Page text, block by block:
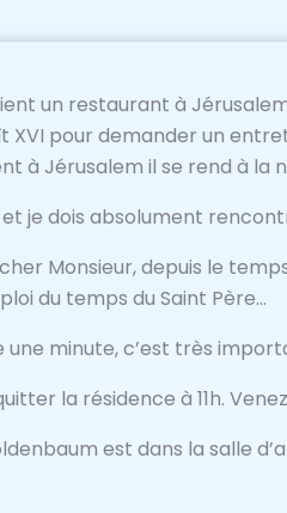
un restaurant à
pour demander un
à Jérusalem il se rend à la
et je dois absolument
Monsieur, depuis le
du temps du Saint Père…
une minute, c’est très
la résidence à 11h. Venez
est dans la salle